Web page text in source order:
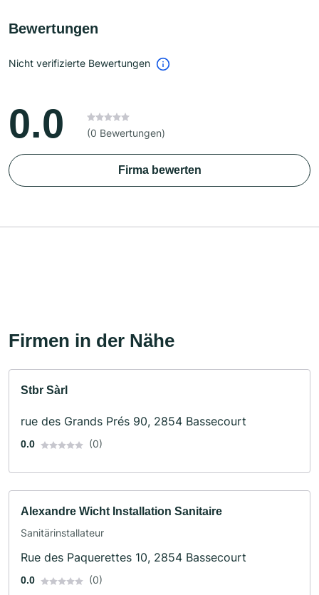
Bewertungen
Nicht verifizierte Bewertungen
0.0 (0 Bewertungen)
Firma bewerten
Firmen in der Nähe
Stbr Sàrl
rue des Grands Prés 90, 2854 Bassecourt
0.0 (0)
Alexandre Wicht Installation Sanitaire
Sanitärinstallateur
Rue des Paquerettes 10, 2854 Bassecourt
0.0 (0)